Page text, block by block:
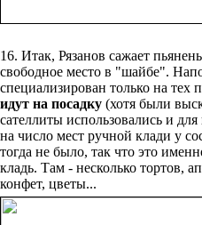
16. Итак, Рязанов сажает
свободное место в "шайбе".
специализирован только на тех
идут на посадку (хотя были
сателлиты использовались и
на число мест ручной клади у
тогда не было, так что это
кладь. Там - несколько тортов,
конфет, цветы...